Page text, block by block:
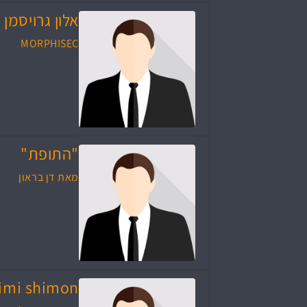
אלון גרויסמן
MORPHISEC
"התופת"
מאת דן בראון
shimon